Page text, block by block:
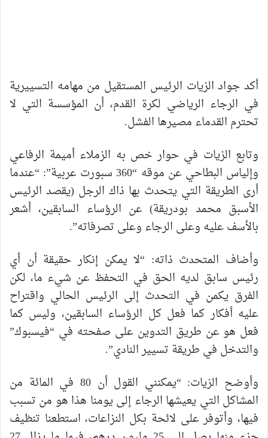
أكد جواد الزيات الرئيس المستقيل من مهامه التسييرية
في الرجاء الرياضي لكرة القدم، أن المؤسسة التي لا
تحترم القدماء مصيرها الفشل.
وتابع الزيات في حوار خص به الزملاء أميمة الرفاعي
وإلياس البطاحي عن موقه “360 سبورت عربية”: “عندما
أرى الطريقة التي يتحدث بها ذاك الرجل (يقصد الرئيس
الأسبق محمد بودريقة) عن الرؤساء السابقين، أشعر
بالأسف عليه وعلى الرجاء وعلى تصرفاته”.
وأضاف المتحدث ذاته: “لا يمكن إنكار حقيقة أن أي
رئيس سابق لديه الحق في التحفظ عن شيء ما، لكن
الفرق يكمن في التحدث إلى الرئيس الحالي واقتراح
عليه أفكار كما فعل كل الرؤساء السابقين، وليس كما
فعل هو عن طريق التدوين على صفحته في “فيسبوك”
والتدخل في طريقة تسيير النادي”.
وأوضح الزيات: “يمكنني القول أن 80 في المائة من
المشاكل التي يعيشها الرجاء إلى يومنا هذا هو من تسبب
فيها، وأتوفر على لائحة بكل النزاعات، استطعنا تنظيف